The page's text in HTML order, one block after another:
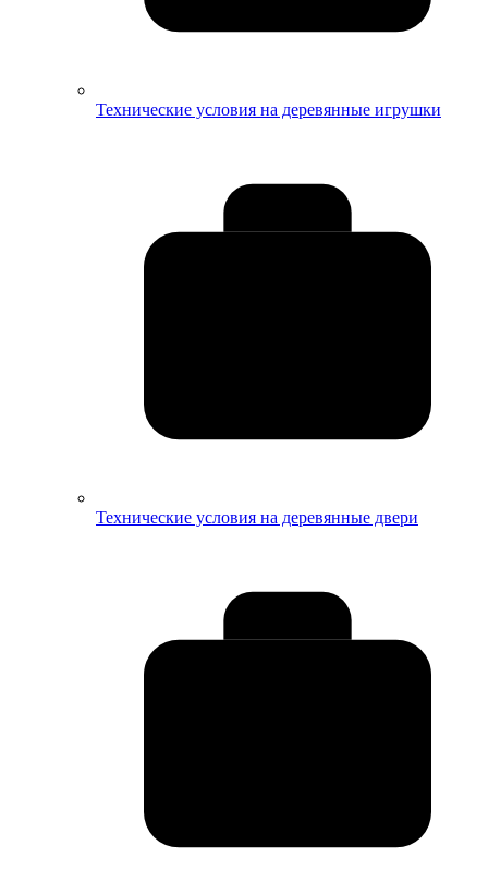
Технические условия на деревянные игрушки
Технические условия на деревянные двери